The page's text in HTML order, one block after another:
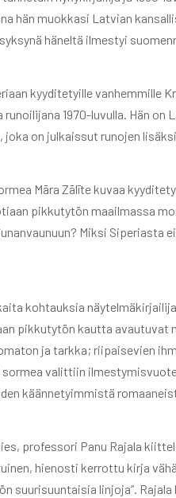
hän muokkasi Latvian
häneltä ilmestyi
kyyditetyille vanhemmille
1970-luvulla. Hän
on julkaissut runojen
Māra Zālīte kuvaa
pikkutytön maailmassa
Miksi Siperiasta
kohtauksia
pikkutytön kautta
ja tarkka; riipaisevien
valittiin
käännetyimmistä
professori Panu Rajala
hienosti kerrottu kirja
suurisuuntaisia linjoja”.